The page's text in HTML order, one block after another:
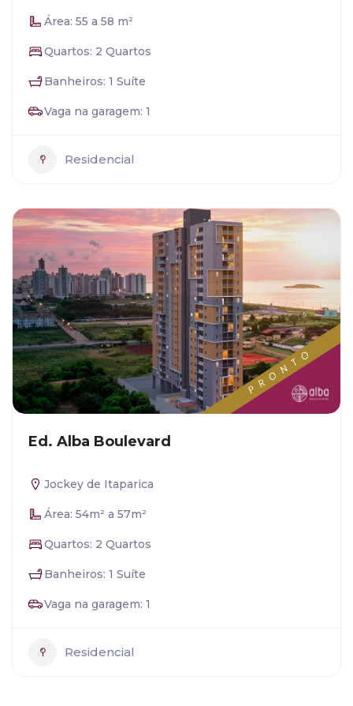
Área: 55 a 58 m²
Quartos: 2 Quartos
Banheiros: 1 Suíte
Vaga na garagem: 1
Residencial
Ed. Alba Boulevard
Jockey de Itaparica
Área: 54m² a 57m²
Quartos: 2 Quartos
Banheiros: 1 Suíte
Vaga na garagem: 1
Residencial